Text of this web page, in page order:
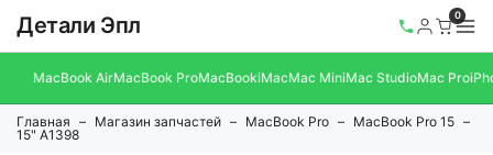
Детали Эпл 0
MacBook AirMacBook ProMacBookiMacMac MiniMac StudioMac Pro
Главная Магазин запчастей MacBook Pro
MacBook Pro 15
15" A1398